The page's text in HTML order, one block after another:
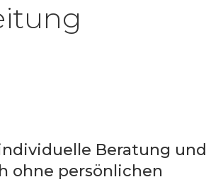
Beratung und
ohne persönlichen